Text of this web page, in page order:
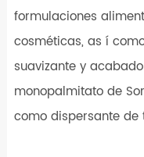
formulaciones
cosméticas, as í
suavizante y
monopalmitato de
como dispersante de